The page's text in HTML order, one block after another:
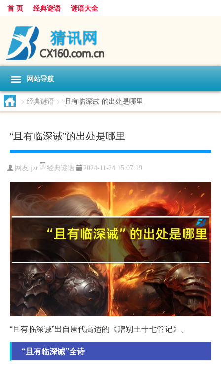
首 页 经典谜语 谜语大全
网站导航
> 经典谜语 > “且有临深诫”的出处是哪里
“且有临深诫”的出处是哪里
网友:jzr 经典谜语 2024-11-24 15:07:19
“且有临深诫”出自唐代高适的《赠别王十七管记》。
“且有临深诫”全诗